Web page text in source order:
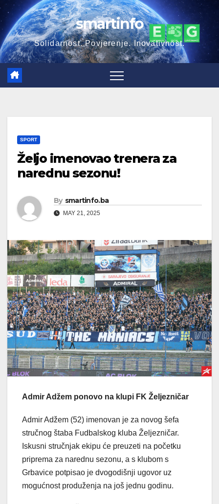
Skip
to
content
smartinfo
Solidarnost. Povjerenje. Inovativnost.
SPORT
Željo imenovao trenera za
narednu sezonu!
By smartinfo.ba
MAY 21, 2025
Admir Adžem ponovo na klupi FK Željezničar
Admir Adžem (52) imenovan je za novog šefa
stručnog štaba Fudbalskog kluba Željezničar.
Iskusni stručnjak ekipu će preuzeti na početku
priprema za narednu sezonu, a s klubom s
Grbavice potpisao je dvogodišnji ugovor uz
mogućnost produženja na još jednu godinu.